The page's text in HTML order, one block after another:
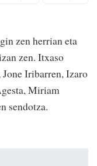
zen herrian eta
zen. Itxaso
Iribarren, Izaro
Miriam
sendotza.